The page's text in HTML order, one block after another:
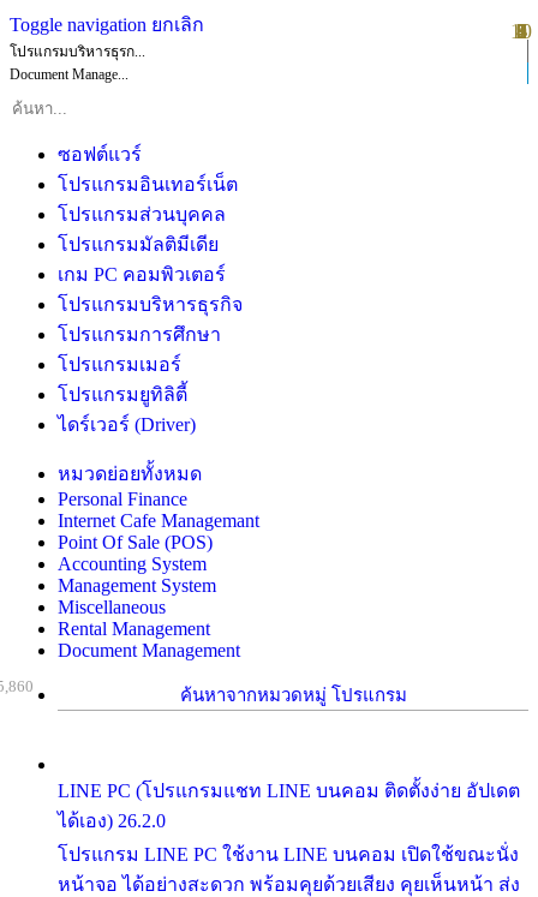
Toggle navigation ยกเลิก
โปรแกรมบริหารธุรก...
Document Manage...
ซอฟต์แวร์
โปรแกรมอินเทอร์เน็ต
โปรแกรมส่วนบุคคล
โปรแกรมมัลติมีเดีย
เกม PC คอมพิวเตอร์
โปรแกรมบริหารธุรกิจ
โปรแกรมการศึกษา
โปรแกรมเมอร์
โปรแกรมยูทิลิตี้
ไดร์เวอร์ (Driver)
หมวดย่อยทั้งหมด
Personal Finance
Internet Cafe Managemant
Point Of Sale (POS)
Accounting System
Management System
Miscellaneous
Rental Management
Document Management
ค้นหาจากหมวดหมู่ โปรแกรม
LINE PC (โปรแกรมแชท LINE บนคอม ติดตั้งง่าย อัปเดต
ได้เอง) 26.2.0
โปรแกรม LINE PC ใช้งาน LINE บนคอม เปิดใช้ขณะนั่ง
หน้าจอ ได้อย่างสะดวก พร้อมคุยด้วยเสียง คุยเห็นหน้า ส่ง
1
2
3
4
5
6
7
8
9
10